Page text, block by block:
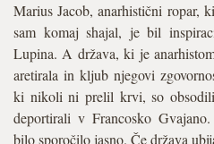
Marius Jacob, anarhistični ropar,
sam komaj shajal, je bil
Lupina. A država, ki je
aretirala in kljub njegovi
ki nikoli ni prelil krvi, so
deportirali v Francosko
bilo sporočilo jasno. Če država